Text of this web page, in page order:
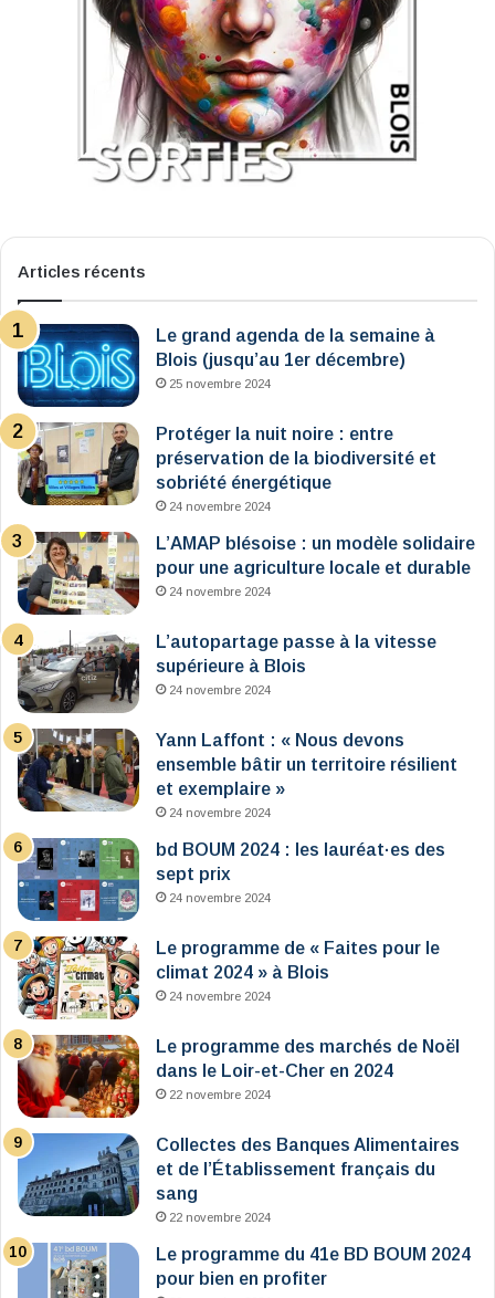
Articles récents
Le grand agenda de la semaine à
Blois (jusqu’au 1er décembre)
25 novembre 2024
Protéger la nuit noire : entre
préservation de la biodiversité et
sobriété énergétique
24 novembre 2024
L’AMAP blésoise : un modèle solidaire
pour une agriculture locale et durable
24 novembre 2024
L’autopartage passe à la vitesse
supérieure à Blois
24 novembre 2024
Yann Laffont : « Nous devons
ensemble bâtir un territoire résilient
et exemplaire »
24 novembre 2024
bd BOUM 2024 : les lauréat·es des
sept prix
24 novembre 2024
Le programme de « Faites pour le
climat 2024 » à Blois
24 novembre 2024
Le programme des marchés de Noël
dans le Loir-et-Cher en 2024
22 novembre 2024
Collectes des Banques Alimentaires
et de l’Établissement français du
sang
22 novembre 2024
Le programme du 41e BD BOUM 2024
pour bien en profiter